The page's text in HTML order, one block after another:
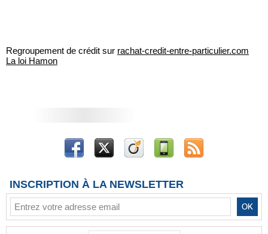
Regroupement de crédit sur rachat-credit-entre-particulier.com
La loi Hamon
INSCRIPTION À LA NEWSLETTER